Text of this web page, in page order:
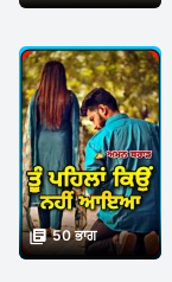
 50 ਭਾਗ